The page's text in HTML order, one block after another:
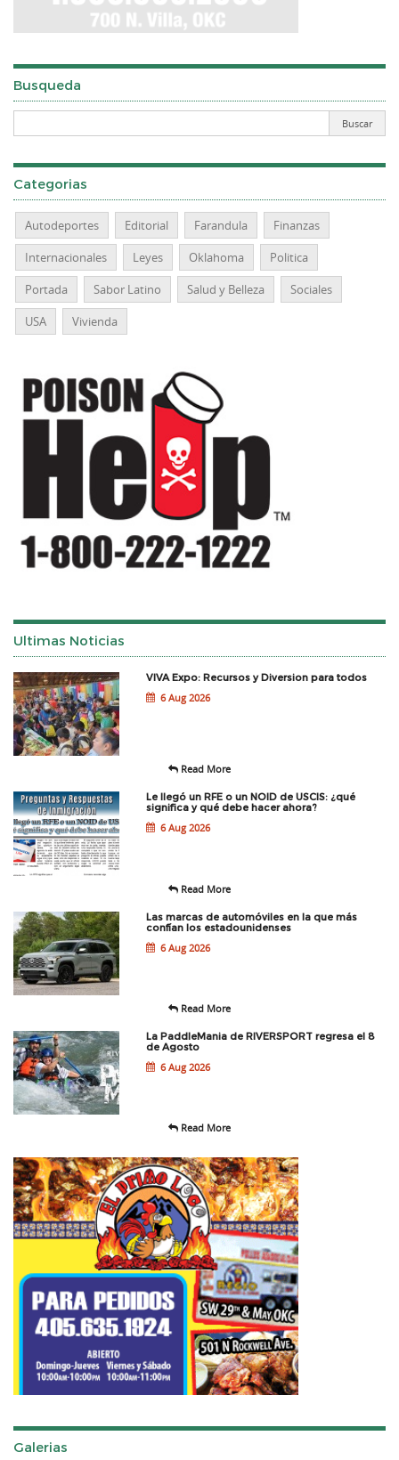
Busqueda
Categorias
Autodeportes Editorial Farandula
Finanzas
Internacionales
Leyes Oklahoma
Politica
Portada
Sabor Latino Salud y Belleza
Sociales
USA
Vivienda
Ultimas Noticias
VIVA Expo: Recursos y Diversion para todos
6 Aug 2026
Read More
Le llegó un RFE o un NOID de USCIS: ¿qué
significa y qué debe hacer ahora?
6 Aug 2026
Read More
Las marcas de automóviles en la que más
confían los estadounidenses
6 Aug 2026
Read More
La PaddleMania de RIVERSPORT regresa el 8
de Agosto
6 Aug 2026
Read More
Galerias